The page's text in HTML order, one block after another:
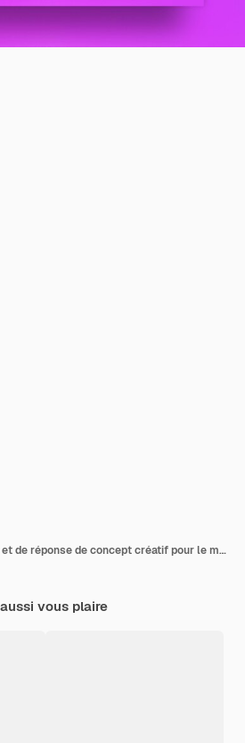
Temps de question et de réponse de concept créatif pour le modèle instagram de publication sur les médias sociaux
vous plaire